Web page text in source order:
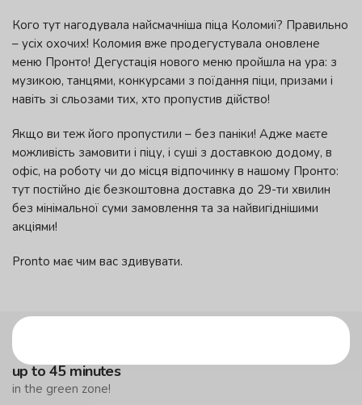
Кого тут нагодувала найсмачніша піца Коломиї? Правильно
– усіх охочих! Коломия вже продегустувала оновлене
меню Пронто! Дегустація нового меню пройшла на ура: з
музикою, танцями, конкурсами з поїдання піци, призами і
навіть зі сльозами тих, хто пропустив дійство!
Якщо ви теж його пропустили – без паніки! Адже маєте
можливість замовити і піцу, і суші з доставкою додому, в
офіс, на роботу чи до місця відпочинку в нашому Пронто:
тут постійно діє безкоштовна доставка до 29-ти хвилин
без мінімальної суми замовлення та за найвигіднішими
акціями!
Pronto має чим вас здивувати.
up to 45 minutes
in the green zone!